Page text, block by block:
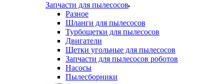
Запчасти для пылесосов
Разное
Шланги для пылесосов
Турбощетки для пылесосов
Двигатели
Щетки угольные для пылесосов
Запчасти для пылесосов роботов
Насосы
Пылесборники